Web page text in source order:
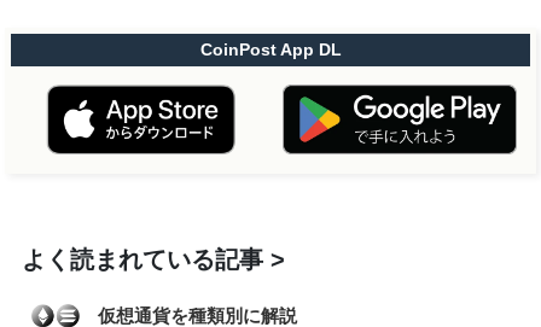
CoinPost App DL
よく読まれている記事
仮想通貨を種類別に解説